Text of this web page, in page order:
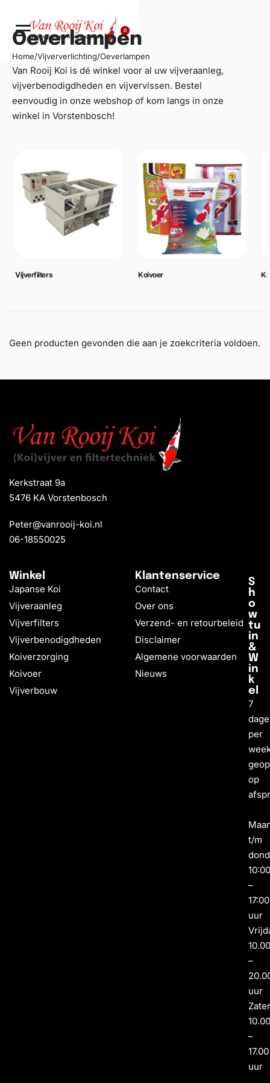
0
Oeverlampen
Home/Vijververlichting/Oeverlampen
Van Rooij Koi is dé winkel voor al uw vijveraanleg,
vijverbenodigdheden en vijvervissen. Bestel
eenvoudig in onze webshop of kom langs in onze
winkel in Vorstenbosch!
Vijverfilters Koivoer
Geen producten gevonden die aan je zoekcriteria voldoen.
Kerkstraat 9a
5476 KA Vorstenbosch
Peter@vanrooij-koi.nl
06-18550025
Winkel
Japanse Koi
Vijveraanleg
Vijverfilters
Vijverbenodigdheden
Koiverzorging
Koivoer
Vijverbouw
Klantenservice
Contact
Over ons
Verzend- en retourbeleid
Disclaimer
Algemene voorwaarden
Nieuws
S
h
o
w
tu
in
&
W
in
k
el
7
per
op
t/m
–
17:00
uur
–
uur
–
17.00
uur